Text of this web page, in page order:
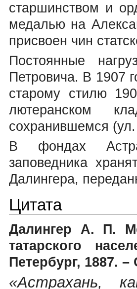
старшинством и
медалью на
присвоен чин
Постоянные
Петровича. В 1907
старому стилю
лютеранском
сохранившемся
В фондах
заповедника
Далингера,
Цитата
Далингер А. П.
татарского
Петербург, 1887. –
«Астрахань,